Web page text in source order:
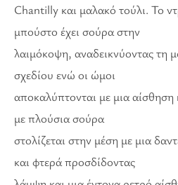
Chantilly και μαλακό τούλι. Το
μπούστο έχει σούρα στην
λαιμόκοψη, αναδεικνύοντας τη
σχεδίου ενώ οι ώμοι
αποκαλύπτονται με μια
με πλούσια σούρα
στολίζεται στην μέση με μια
και φτερά προσδίδοντας